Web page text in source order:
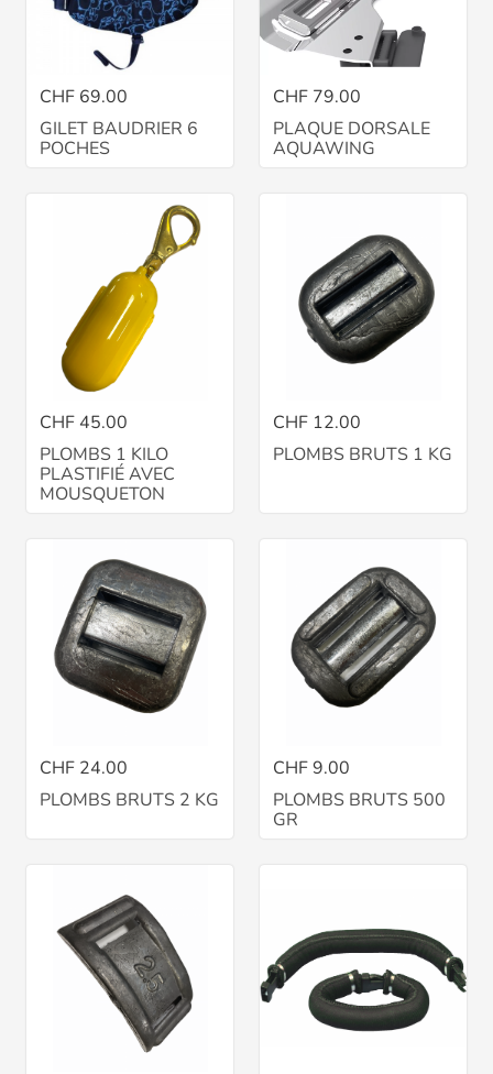
CHF 69.00
GILET BAUDRIER 6
POCHES
CHF 79.00
PLAQUE DORSALE
AQUAWING
CHF 45.00
PLOMBS 1 KILO
PLASTIFIÉ AVEC
MOUSQUETON
CHF 12.00
PLOMBS BRUTS 1 KG
CHF 24.00
PLOMBS BRUTS 2 KG
CHF 9.00
PLOMBS BRUTS 500
GR